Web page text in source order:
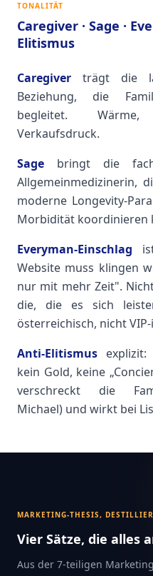
TONALITÄT
Caregiver · Sage ·
Elitismus
Caregiver trägt die
Beziehung, die
begleitet.
Verkaufsdruck.
Sage bringt die
Allgemeinmedizinerin,
moderne Longevity-
Morbidität koordinieren
Everyman-Einschlag
Website muss klingen
nur mit mehr Zeit".
die, die es sich
österreichisch, nicht
Anti-Elitismus explizit:
kein Gold, keine
verschreckt die
Michael) und wirkt bei
MARKETING-THESIS,
Vier Sätze, die alles
Aus der 7-teiligen